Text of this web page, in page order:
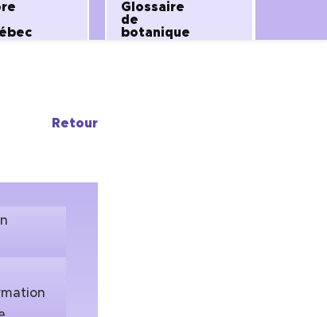
Glossaire
de
botanique
Retour